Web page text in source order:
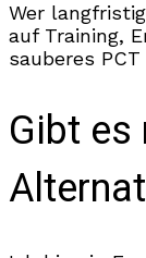
Wer
auf Training,
sauberes
Gibt